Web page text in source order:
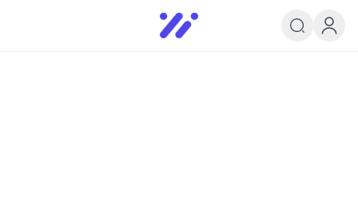
Infoedu
Ta&#039;lim xabarlari va